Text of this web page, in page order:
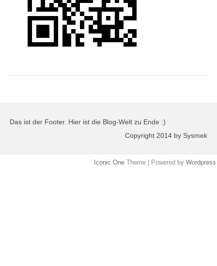
Das ist der Footer. Hier ist die Blog-Welt zu Ende :)
Copyright 2014 by Sysmek
Iconic One Theme | Powered by Wordpress